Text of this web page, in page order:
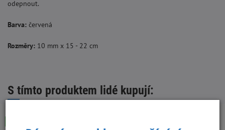
odepnout.
Barva: červená
Rozměry: 10 mm x 15 - 22 cm
S tímto produktem lidé kupují: